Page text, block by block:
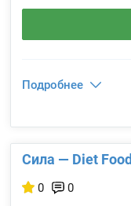
Подробнее
Сила — Diet Food
0 0